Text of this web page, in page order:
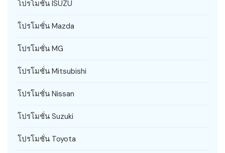
โปรโมชั่น ISUZU
โปรโมชั่น Mazda
โปรโมชั่น MG
โปรโมชั่น Mitsubishi
โปรโมชั่น Nissan
โปรโมชั่น Suzuki
โปรโมชั่น Toyota